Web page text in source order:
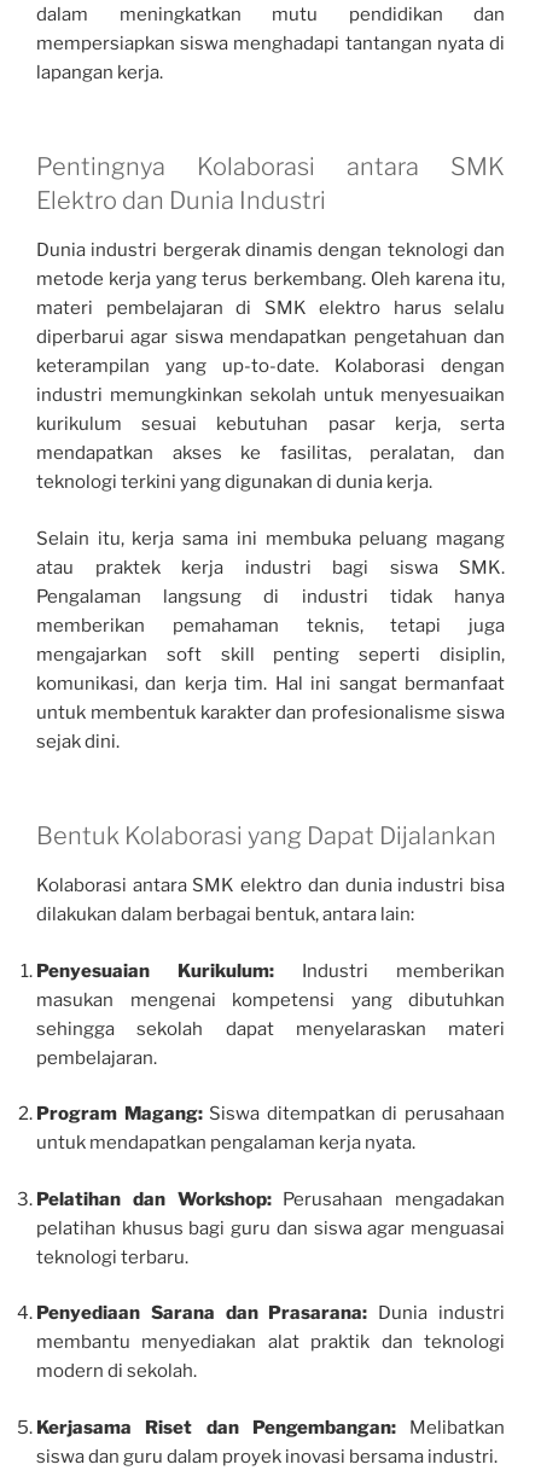
dalam meningkatkan mutu pendidikan dan
mempersiapkan siswa menghadapi tantangan nyata di
lapangan kerja.
Pentingnya Kolaborasi antara SMK
Elektro dan Dunia Industri
Dunia industri bergerak dinamis dengan teknologi dan
metode kerja yang terus berkembang. Oleh karena itu,
materi pembelajaran di SMK elektro harus selalu
diperbarui agar siswa mendapatkan pengetahuan dan
keterampilan yang up-to-date. Kolaborasi dengan
industri memungkinkan sekolah untuk menyesuaikan
kurikulum sesuai kebutuhan pasar kerja, serta
mendapatkan akses ke fasilitas, peralatan, dan
teknologi terkini yang digunakan di dunia kerja.
Selain itu, kerja sama ini membuka peluang magang
atau praktek kerja industri bagi siswa SMK.
Pengalaman langsung di industri tidak hanya
memberikan pemahaman teknis, tetapi juga
mengajarkan soft skill penting seperti disiplin,
komunikasi, dan kerja tim. Hal ini sangat bermanfaat
untuk membentuk karakter dan profesionalisme siswa
sejak dini.
Bentuk Kolaborasi yang Dapat Dijalankan
Kolaborasi antara SMK elektro dan dunia industri bisa
dilakukan dalam berbagai bentuk, antara lain:
Penyesuaian Kurikulum: Industri memberikan
masukan mengenai kompetensi yang dibutuhkan
sehingga sekolah dapat menyelaraskan materi
pembelajaran.
Program Magang:Siswa ditempatkan di perusahaan
untuk mendapatkan pengalaman kerja nyata.
Pelatihan dan Workshop:Perusahaan mengadakan
pelatihan khusus bagi guru dan siswa agar menguasai
teknologi terbaru.
Penyediaan Sarana dan Prasarana: Dunia industri
membantu menyediakan alat praktik dan teknologi
modern di sekolah.
Kerjasama Riset dan Pengembangan:Melibatkan
siswa dan guru dalam proyek inovasi bersama industri.